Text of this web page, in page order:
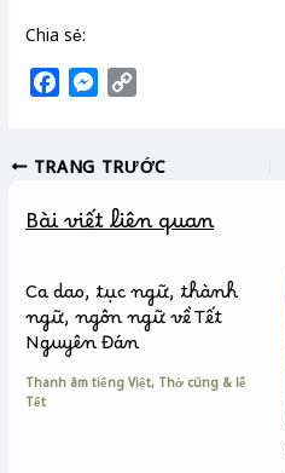
Chia sẻ:
e
o
k
M
s
n
e
r
y
i
k
TRANG TRƯỚC
Bài viết liên quan
Ca dao, tục ngữ, thành
ngữ, ngôn ngữ về Tết
Nguyên Đán
Thanh âm tiếng Việt, Thờ cúng & lễ
Tết